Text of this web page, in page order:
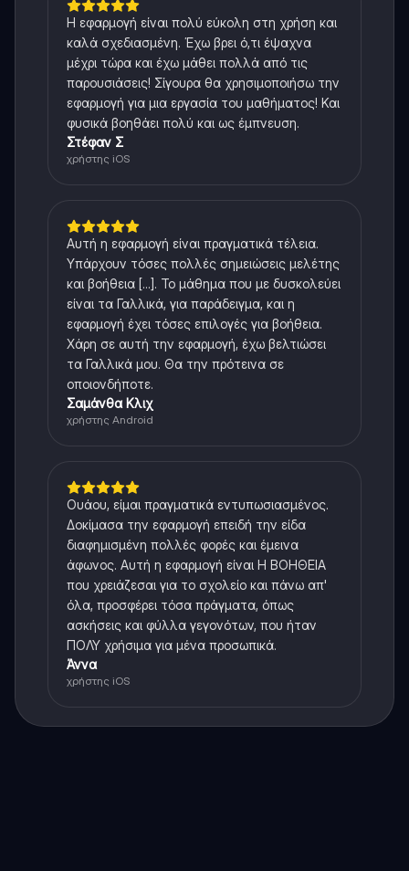
Η εφαρμογή είναι πολύ εύκολη στη χρήση και
καλά σχεδιασμένη. Έχω βρει ό,τι έψαχνα
μέχρι τώρα και έχω μάθει πολλά από τις
παρουσιάσεις! Σίγουρα θα χρησιμοποιήσω την
εφαρμογή για μια εργασία του μαθήματος! Και
φυσικά βοηθάει πολύ και ως έμπνευση.
Στέφαν Σ
χρήστης iOS
Αυτή η εφαρμογή είναι πραγματικά τέλεια.
Υπάρχουν τόσες πολλές σημειώσεις μελέτης
και βοήθεια [...]. Το μάθημα που με δυσκολεύει
είναι τα Γαλλικά, για παράδειγμα, και η
εφαρμογή έχει τόσες επιλογές για βοήθεια.
Χάρη σε αυτή την εφαρμογή, έχω βελτιώσει
τα Γαλλικά μου. Θα την πρότεινα σε
οποιονδήποτε.
Σαμάνθα Κλιχ
χρήστης Android
Ουάου, είμαι πραγματικά εντυπωσιασμένος.
Δοκίμασα την εφαρμογή επειδή την είδα
διαφημισμένη πολλές φορές και έμεινα
άφωνος. Αυτή η εφαρμογή είναι Η ΒΟΗΘΕΙΑ
που χρειάζεσαι για το σχολείο και πάνω απ'
όλα, προσφέρει τόσα πράγματα, όπως
ασκήσεις και φύλλα γεγονότων, που ήταν
ΠΟΛΥ χρήσιμα για μένα προσωπικά.
Άννα
χρήστης iOS